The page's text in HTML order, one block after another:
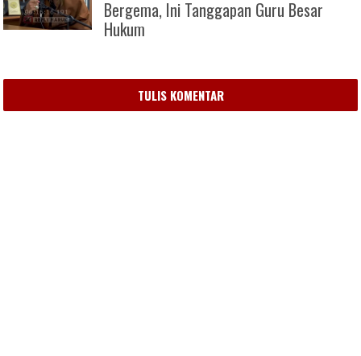
Bergema, Ini Tanggapan Guru Besar
Hukum
TULIS KOMENTAR